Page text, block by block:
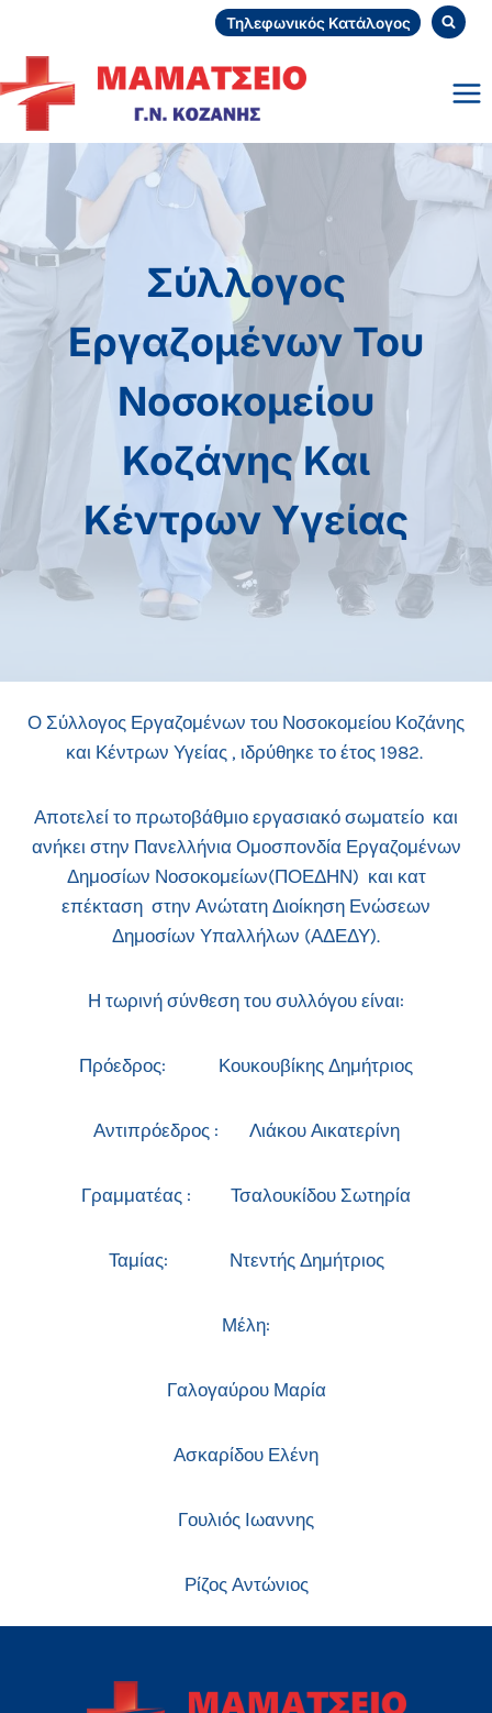
content
Τηλεφωνικός Κατάλογος
Σύλλογος
Εργαζομένων Του
Νοσοκομείου
Κοζάνης Και
Κέντρων Υγείας
Ο Σύλλογος Εργαζομένων του Νοσοκομείου Κοζάνης
και Κέντρων Υγείας , ιδρύθηκε το έτος 1982.
Αποτελεί το πρωτοβάθμιο εργασιακό σωματείο και
ανήκει στην Πανελλήνια Ομοσπονδία Εργαζομένων
Δημοσίων Νοσοκομείων(ΠΟΕΔΗΝ) και κατ
επέκταση στην Ανώτατη Διοίκηση Ενώσεων
Δημοσίων Υπαλλήλων (ΑΔΕΔΥ).
Η τωρινή σύνθεση του συλλόγου είναι:
Πρόεδρος: Κουκουβίκης Δημήτριος
Αντιπρόεδρος : Λιάκου Αικατερίνη
Γραμματέας : Τσαλουκίδου Σωτηρία
Ταμίας: Ντεντής Δημήτριος
Μέλη:
Γαλογαύρου Μαρία
Ασκαρίδου Ελένη
Γουλιός Ιωαννης
Ρίζος Αντώνιος